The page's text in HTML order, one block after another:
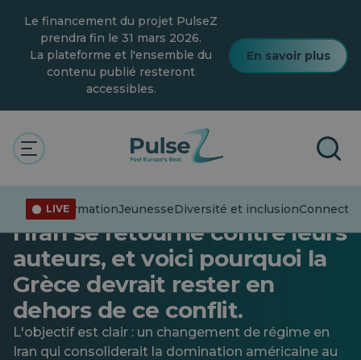
content
Le financement du projet PulseZ
prendra fin le 31 mars 2026.
La plateforme et l'ensemble du
contenu publié resteront
accessibles.
En savoir plus
LIVE
DésinformationJeunesseDiversité et inclusionConnecter
Actualités Connecter les points Général
La guerre menée par les
États-Unis et Israël contre
l'Iran se retourne contre leurs
auteurs, et voici pourquoi la
Grèce devrait rester en
dehors de ce conflit.
L'objectif est clair : un changement de régime en
Iran qui consoliderait la domination américaine au